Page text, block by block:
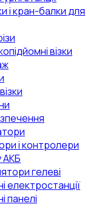
і кран-балки для
візки
і контролери
АКБ
гелеві
електростанції
панелі